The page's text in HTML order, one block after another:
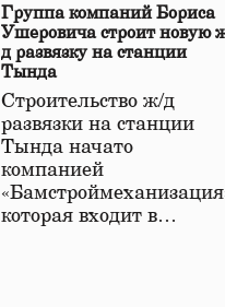
Группа компаний Бориса
Ушеровича строит новую
д развязку на станции
Тында
Строительство ж/д
развязки на станции
Тында начато
компанией
которая входит в…